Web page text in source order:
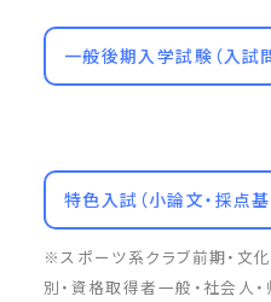
一般後期入学試験（入試
特色入試（小論文・採点基
※スポーツ系クラブ前期・文
別・資格取得者一般・社会人